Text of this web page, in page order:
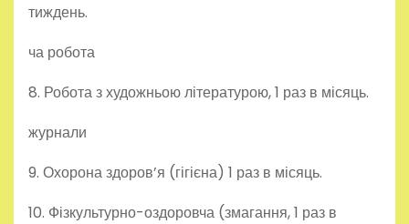
тиждень.
ча робота
8. Робота з художньою літературою, 1 раз в місяць.
журнали
9. Охорона здоров’я (гігієна) 1 раз в місяць.
10. Фізкультурно-оздоровча (змагання, 1 раз в